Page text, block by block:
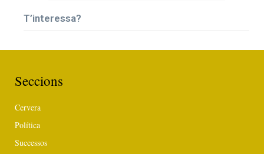
T’interessa?
Seccions
Cervera
Política
Successos